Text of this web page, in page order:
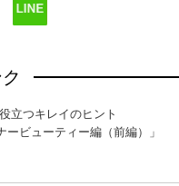
立つキレイのヒント
ービューティー編（前編）」